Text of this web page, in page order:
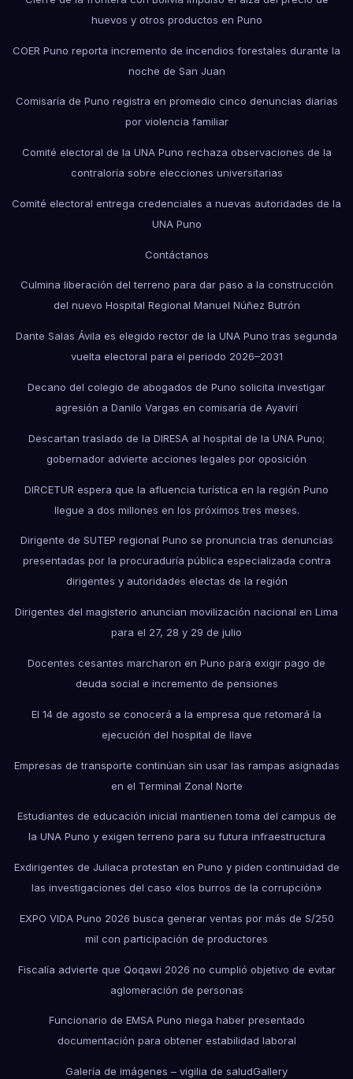
huevos y otros productos en Puno
COER Puno reporta incremento de incendios forestales durante la
noche de San Juan
Comisaría de Puno registra en promedio cinco denuncias diarias
por violencia familiar
Comité electoral de la UNA Puno rechaza observaciones de la
contraloría sobre elecciones universitarias
Comité electoral entrega credenciales a nuevas autoridades de la
UNA Puno
Contáctanos
Culmina liberación del terreno para dar paso a la construcción
del nuevo Hospital Regional Manuel Núñez Butrón
Dante Salas Ávila es elegido rector de la UNA Puno tras segunda
vuelta electoral para el periodo 2026–2031
Decano del colegio de abogados de Puno solicita investigar
agresión a Danilo Vargas en comisaría de Ayaviri
Descartan traslado de la DIRESA al hospital de la UNA Puno;
gobernador advierte acciones legales por oposición
DIRCETUR espera que la afluencia turística en la región Puno
llegue a dos millones en los próximos tres meses.
Dirigente de SUTEP regional Puno se pronuncia tras denuncias
presentadas por la procuraduría pública especializada contra
dirigentes y autoridades electas de la región
Dirigentes del magisterio anuncian movilización nacional en Lima
para el 27, 28 y 29 de julio
Docentes cesantes marcharon en Puno para exigir pago de
deuda social e incremento de pensiones
El 14 de agosto se conocerá a la empresa que retomará la
ejecución del hospital de Ilave
Empresas de transporte continúan sin usar las rampas asignadas
en el Terminal Zonal Norte
Estudiantes de educación inicial mantienen toma del campus de
la UNA Puno y exigen terreno para su futura infraestructura
Exdirigentes de Juliaca protestan en Puno y piden continuidad de
las investigaciones del caso «los burros de la corrupción»
EXPO VIDA Puno 2026 busca generar ventas por más de S/250
mil con participación de productores
Fiscalía advierte que Qoqawi 2026 no cumplió objetivo de evitar
aglomeración de personas
Funcionario de EMSA Puno niega haber presentado
documentación para obtener estabilidad laboral
Galería de imágenes – vigilia de saludGallery